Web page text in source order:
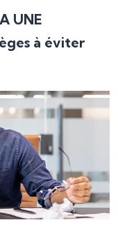
UNE
à éviter